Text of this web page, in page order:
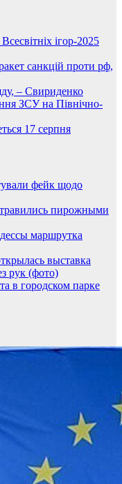
ігор-2025
санкцій проти рф,
– Свириденко
ЗСУ на Північно-
17 серпня
фейк щодо
пирожными
маршрутка
выставка
рук (фото)
в городском парке